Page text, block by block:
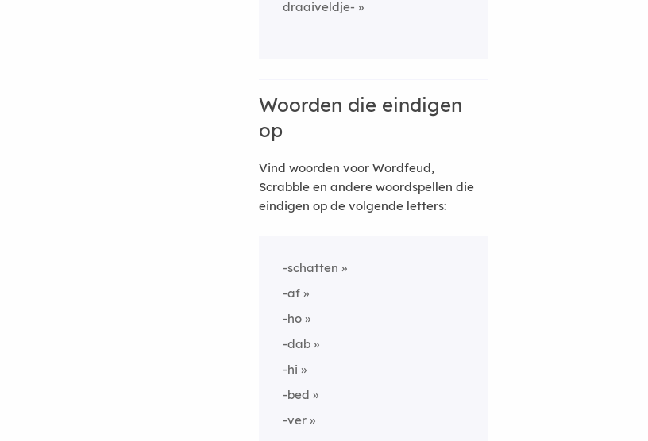
draaiveldje-
Woorden die eindigen
op
Vind woorden voor Wordfeud,
Scrabble en andere woordspellen die
eindigen op de volgende letters:
-schatten
-af
-ho
-dab
-hi
-bed
-ver